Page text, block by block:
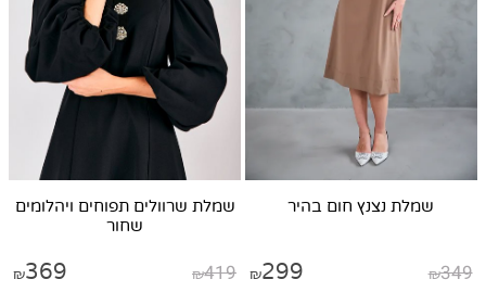
שמלת נצנץ חום בהיר
₪349
₪299
שמלת שרוולים תפוחים ויהלומים
שחור
₪419
₪369